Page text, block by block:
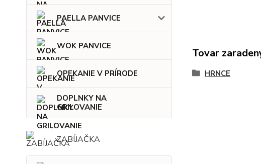
PAELLA PANVICE
WOK PANVICE
OPEKANIE V PRÍRODE
DOPLNKY NA
GRILOVANIE
ZABÍJAČKA
Tovar
HRNCE